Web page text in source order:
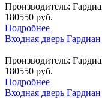
Производитель:
180550 руб.
Подробнее
Входная дверь
Производитель:
180550 руб.
Подробнее
Входная дверь